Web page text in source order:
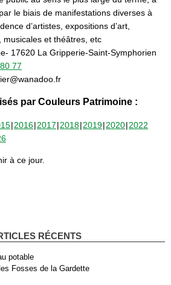
le biais de manifestations diverses à
d’artistes, expositions d’art,
musicales et théâtres, etc
17620 La Gripperie-Saint-Symphorien
77
par Couleurs Patrimoine :
2016 2017 2018 2019 2020 2022
à ce jour.
RÉCENTS
potable
Fosses de la Gardette